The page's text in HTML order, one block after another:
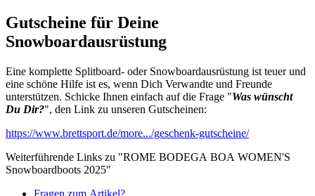
Gutscheine für Deine
Snowboardausrüstung
Eine komplette Splitboard- oder Snowboardausrüstung ist teuer und
eine schöne Hilfe ist es, wenn Dich Verwandte und Freunde
unterstützen. Schicke Ihnen einfach auf die Frage "Was wünscht
Du Dir?", den Link zu unseren Gutscheinen:
https://www.brettsport.de/more.../geschenk-gutscheine/
Weiterführende Links zu "ROME BODEGA BOA WOMEN'S
Snowboardboots 2025"